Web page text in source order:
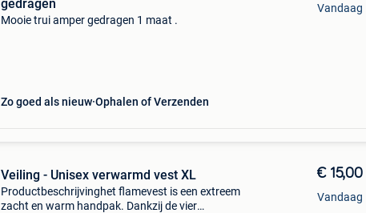
gedragen
Mooie trui amper gedragen 1 maat .
Zo goed als nieuw Ophalen of Verzenden
Vandaag
Veiling - Unisex verwarmd vest XL
Productbeschrijvinghet flamevest is een extreem
zacht en warm handpak. Dankzij de vier
€ 15,00
Vandaag